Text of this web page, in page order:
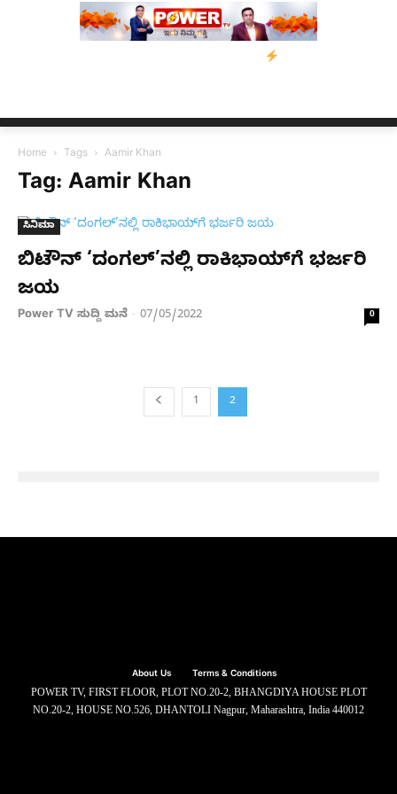
ನ್ಯೂಸ್ ಕಾರ್ಪ್‌ಗೆ
Home Tags Aamir Khan
Tag: Aamir Khan
ಸಿನಿಮಾ
ಬಿಟೌನ್​ ‘ದಂಗಲ್’​​ನಲ್ಲಿ ರಾಕಿಭಾಯ್​ಗೆ ಭರ್ಜರಿ
ಜಯ
Power TV ಸುದ್ದಿ ಮನೆ - 07/05/2022 0
1 2
About Us Terms & Conditions
POWER TV, FIRST FLOOR, PLOT NO.20-2, BHANGDIYA HOUSE PLOT
NO.20-2, HOUSE NO.526, DHANTOLI Nagpur, Maharashtra, India 440012